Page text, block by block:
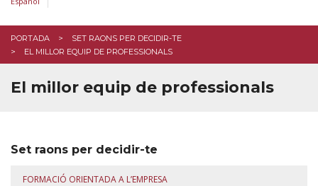
Un pla de beques específic
INSCRIU-TE
PORTADA
SET RAONS PER DECIDIR-TE
EL MILLOR EQUIP DE PROFESSIONALS
El millor equip de professionals
Set raons per decidir-te
FORMACIÓ ORIENTADA A L’EMPRESA